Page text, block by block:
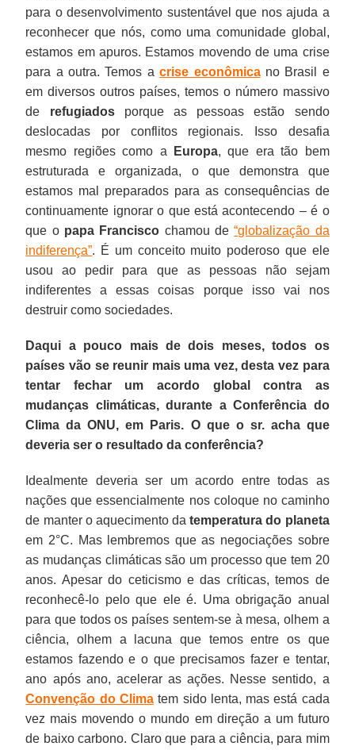
para o desenvolvimento sustentável que nos ajuda a
reconhecer que nós, como uma comunidade global,
estamos em apuros. Estamos movendo de uma crise
para a outra. Temos acrise econômicano Brasil e
em diversos outros países, temos o número massivo
de refugiadosporque as pessoas estão sendo
deslocadas por conflitos regionais. Isso desafia
mesmo regiões como a
Europa, que era tão bem
estruturada e organizada, o que demonstra que
estamos mal preparados para as consequências de
continuamente ignorar o que está acontecendo – é o
que opapa Francisco chamou de“globalização da
indiferença”. É um conceito muito poderoso que ele
usou ao pedir para que as pessoas não sejam
indiferentes a essas coisas porque isso vai nos
destruir como sociedades.
Daqui a pouco mais de dois meses, todos os
países vão se reunir mais uma vez, desta vez para
tentar fechar um acordo global contra as
mudanças climáticas, durante a Conferência do
Clima da ONU, em Paris. O que o sr. acha que
deveria ser o resultado da conferência?
Idealmente deveria ser um acordo entre todas as
nações que essencialmente nos coloque no caminho
de manter o aquecimento datemperatura do planeta
em 2°C. Mas lembremos que as negociações sobre
as mudanças climáticas são um processo que tem 20
anos. Apesar do ceticismo e das críticas, temos de
reconhecê-lo pelo que ele é. Uma obrigação anual
para que todos os países sentem-se à mesa, olhem a
ciência, olhem a lacuna que temos entre os que
estamos fazendo e o que precisamos fazer e tentar,
ano após ano, acelerar as ações. Nesse sentido, a
Convenção do Climatem sido lenta, mas está cada
vez mais movendo o mundo em direção a um futuro
de baixo carbono. Claro que para a ciência, para mim